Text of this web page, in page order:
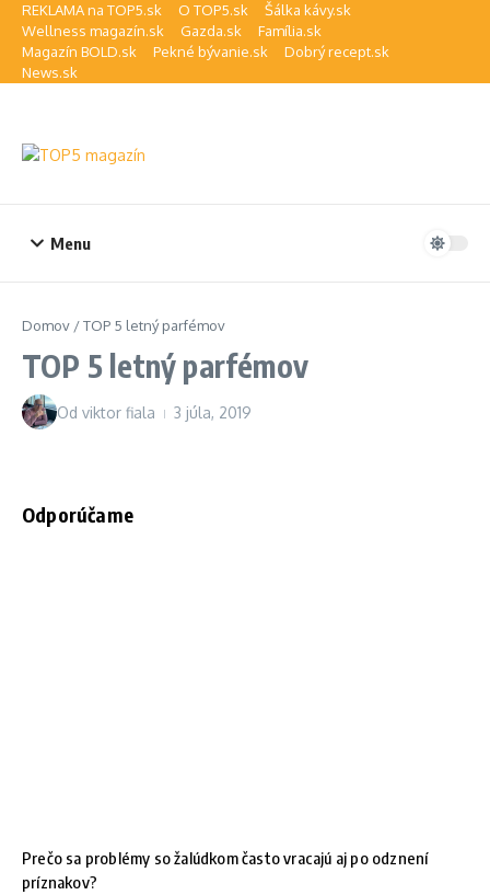
Preskočiť na obsah
REKLAMA na TOP5.sk O TOP5.sk
Šálka kávy.sk
Wellness magazín.sk
Gazda.sk
Família.sk
Magazín BOLD.sk
Pekné bývanie.sk
Dobrý recept.sk
News.sk
Menu
Domov /TOP 5 letný parfémov
TOP 5 letný parfémov
Od viktor fiala 3 júla, 2019
Odporúčame
Prečo sa problémy so žalúdkom často vracajú aj po odznení
príznakov?